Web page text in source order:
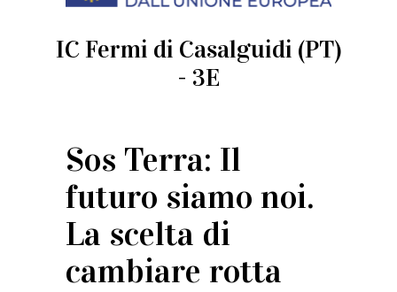
IC Fermi di Casalguidi (PT)
- 3E
Sos Terra: Il
futuro siamo noi.
La scelta di
cambiare rotta